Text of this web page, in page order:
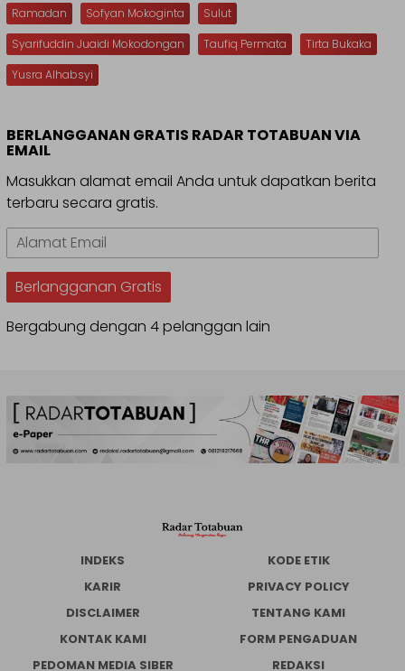
Ramadan
Sofyan Mokoginta
Sulut
Syarifuddin Juaidi Mokodongan
Taufiq Permata
Tirta Bukaka
Yusra Alhabsyi
BERLANGGANAN GRATIS RADAR TOTABUAN VIA
EMAIL
Masukkan alamat email Anda untuk dapatkan berita
terbaru secara gratis.
Alamat
Email
Berlangganan Gratis
Bergabung dengan 4 pelanggan lain
INDEKS
KODE ETIK
KARIR
PRIVACY POLICY
DISCLAIMER
TENTANG KAMI
KONTAK KAMI
FORM PENGADUAN
PEDOMAN MEDIA SIBER
REDAKSI